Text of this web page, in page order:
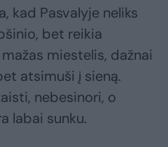
kad Pasvalyje neliks
bet reikia
miestelis, dažnai
atsimuši į sieną.
nebesinori, o
labai sunku.